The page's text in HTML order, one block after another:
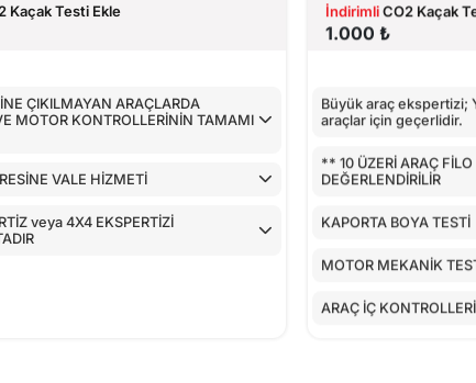
Kaçak Testi Ekle
ÇIKILMAYAN ARAÇLARDA
MOTOR KONTROLLERİNİN TAMAMI
VALE HİZMETİ
veya 4X4 EKSPERTİZİ
İndirimliCO2 Kaçak
1.000 ₺
Büyük araç ekspertizi;
araçlar için geçerlidir.
** 10 ÜZERİ ARAÇ
DEĞERLENDİRİLİR
KAPORTA BOYA TESTİ
MOTOR MEKANİK
ARAÇ İÇ KONTROLLERİ